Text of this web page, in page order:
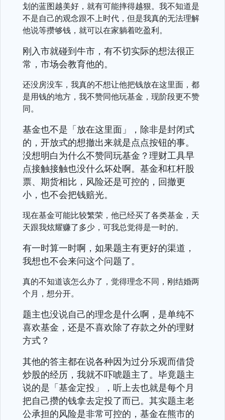
划的蓝图越美好，就有可能摔得越狠。我不知道是
不是自己的观念跟不上时代，但是我真的无法理解
他说等攒够钱，就可以在家躺着吃盈利。
刚入市就碰到牛市，有不切实际的想法很正
常，市场会教育他的。
还没房没车，我真的不想让他把钱放在这里面，都
是用钱的地方，我不赞同他玩基金，现阶段更不赞
同。
基金也不是「放在这里面」，除非是封闭式
的，开放式的想撤出来就是点点按钮的事。
没想明白为什么不赞同玩基金？理财工具早
点接触接触也没什么坏处啊。基金和杠杆股
票、期货相比，风险还是可控的，回撤更
小，也不会把钱赔光。
现在基金可能比较繁荣，他已经买了各类基金，天
天跟我炫耀赚了多少，可我总觉得是一时的。
有一时算一时啊，如果题主有更好的渠道，
我想也不会来问这个问题了。
真的不知道该怎么办了，觉得理念不同，刚结婚两
个月，想分开。
题主也没说自己的理念是什么啊，是单纯不
喜欢基金，还是不喜欢除了存款之外的理财
方式？
其他的答主都在说各种因为过分乐观而借贷
炒股的经历，我就不吓唬题主了。毕竟题主
说的是「基金定投」，听上去也就是每个月
把自己攒的钱拿去定投了而已。其实题主老
公承担的风险是非常可控的，基金在熊市的